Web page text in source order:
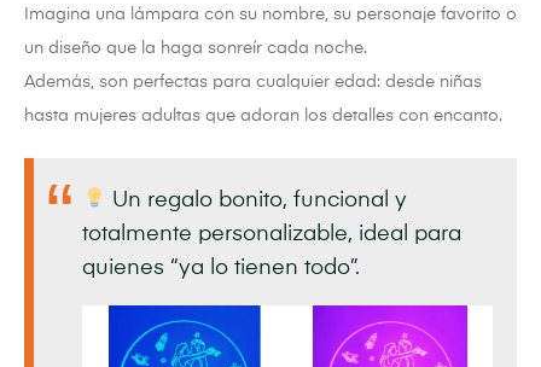
Imagina una lámpara con su nombre, su personaje favorito o
un diseño que la haga sonreír cada noche.
Además, son perfectas para cualquier edad: desde niñas
hasta mujeres adultas que adoran los detalles con encanto.
Un regalo bonito, funcional y
totalmente personalizable, ideal para
quienes “ya lo tienen todo”.